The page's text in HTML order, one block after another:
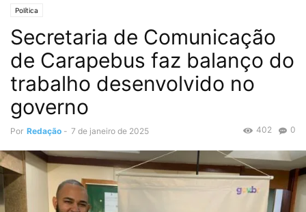
Política
Secretaria de Comunicação
de Carapebus faz balanço do
trabalho desenvolvido no
governo
Por Redação - 7 de janeiro de 2025 0
402